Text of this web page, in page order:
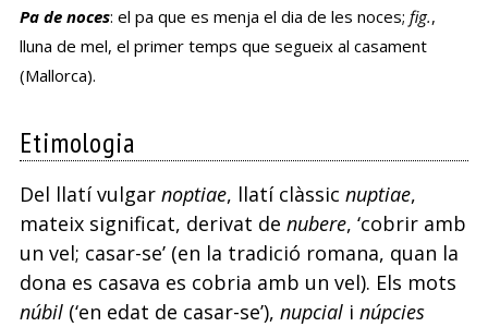
Pa de noces: el pa que es menja el dia de les noces; fig.,
lluna de mel, el primer temps que segueix al casament
(Mallorca).
Etimologia
Del llatí vulgar noptiae, llatí clàssic nuptiae,
mateix significat, derivat de nubere, ‘cobrir amb
un vel; casar-se’ (en la tradició romana, quan la
dona es casava es cobria amb un vel). Els mots
núbil(‘en edat de casar-se’), nupciali núpcies